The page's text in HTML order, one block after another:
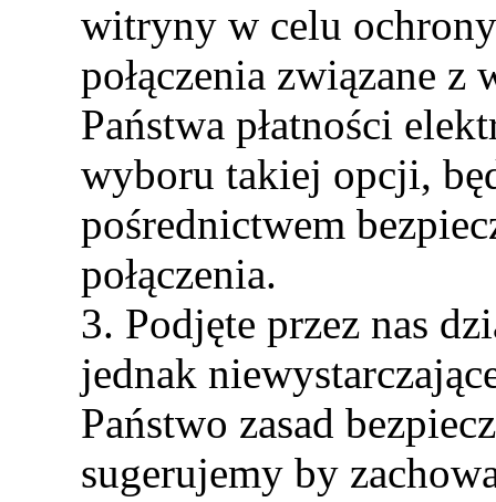
witryny w celu
połączenia związane
Państwa płatności
wyboru takiej opcji,
pośrednictwem
połączenia.
3. Podjęte przez nas
jednak
Państwo zasad
sugerujemy by